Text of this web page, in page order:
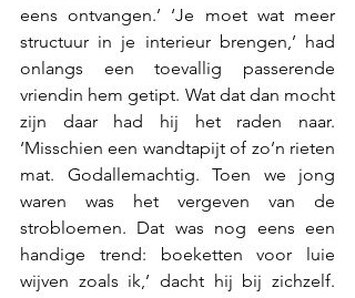
eens ontvangen.’ ‘Je moet wat meer
structuur in je interieur brengen,’ had
onlangs een toevallig passerende
vriendin hem getipt. Wat dat dan mocht
zijn daar had hij het raden naar.
‘Misschien een wandtapijt of zo’n rieten
mat. Godallemachtig. Toen we jong
waren was het vergeven van de
strobloemen. Dat was nog eens een
handige trend: boeketten voor luie
wijven zoals ik,’ dacht hij bij zichzelf.